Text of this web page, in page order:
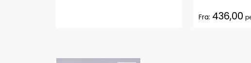
Fra: 436,00